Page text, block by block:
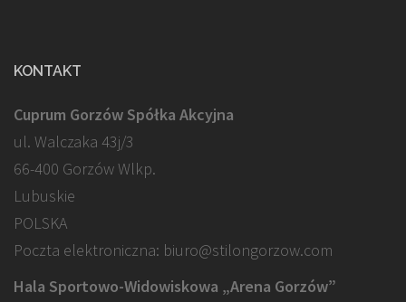
KONTAKT
Cuprum Gorzów Spółka Akcyjna
ul. Walczaka 43j/3
66-400 Gorzów Wlkp.
Lubuskie
POLSKA
Poczta elektroniczna: biuro@stilongorzow.com
Hala Sportowo-Widowiskowa „Arena Gorzów”